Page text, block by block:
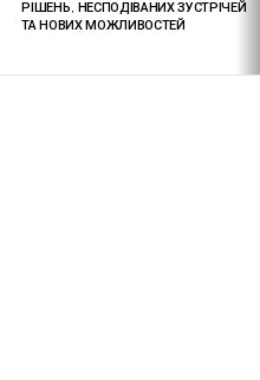
РІШЕНЬ, НЕСПОДІВАНИХ ЗУСТРІЧЕЙ
ТА НОВИХ МОЖЛИВОСТЕЙ